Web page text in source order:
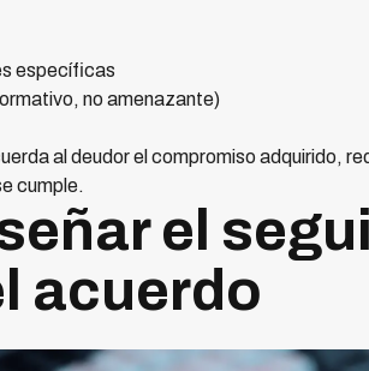
específicas
no amenazante)
al deudor el compromiso adquirido,
cumple.
el
acuerdo